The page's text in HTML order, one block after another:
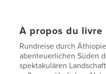
À propos du livre
Rundreise durch
abenteuerlichen Süden
spektakulären